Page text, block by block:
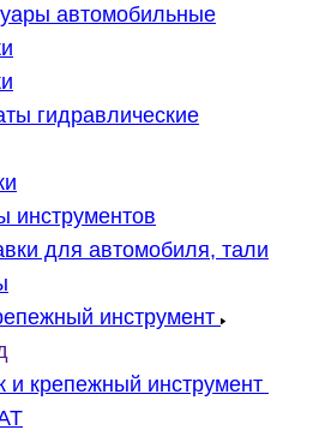
автомобильные
гидравлические
инструментов
для автомобиля, тали
инструмент
и крепежный инструмент